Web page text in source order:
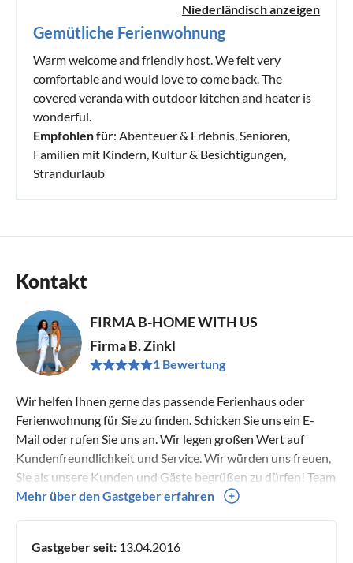
Niederländisch anzeigen
Gemütliche Ferienwohnung
Warm welcome and friendly host. We felt very
comfortable and would love to come back. The
covered veranda with outdoor kitchen and heater is
wonderful.
Empfohlen für: Abenteuer & Erlebnis, Senioren,
Familien mit Kindern, Kultur & Besichtigungen,
Strandurlaub
Kontakt
FIRMA B-HOME WITH US
Firma B. Zinkl
1 Bewertung
Wir helfen Ihnen gerne das passende Ferienhaus oder
Ferienwohnung für Sie zu finden. Schicken Sie uns ein E-
Mail oder rufen Sie uns an. Wir legen großen Wert auf
Kundenfreundlichkeit und Service. Wir würden uns freuen,
Sie als unsere Kunden und Gäste begrüßen zu dürfen! Team
B-Home with us
Mehr über den Gastgeber erfahren
Gastgeber seit: 13.04.2016